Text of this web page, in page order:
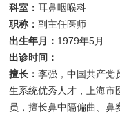
科室：耳鼻咽喉科
职称：副主任医师
出生年月： 1979年5月
出诊时间：
擅长：李强，中国共产党
生系统优秀人才，上海市
员，擅长鼻中隔偏曲、